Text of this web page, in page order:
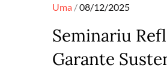
Uma Posted
08/12/2025
Seminariu
Garante